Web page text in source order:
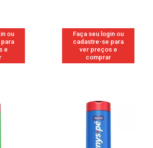
ou
e
Faça seu login ou
cadastre-se para
ver preços e
comprar